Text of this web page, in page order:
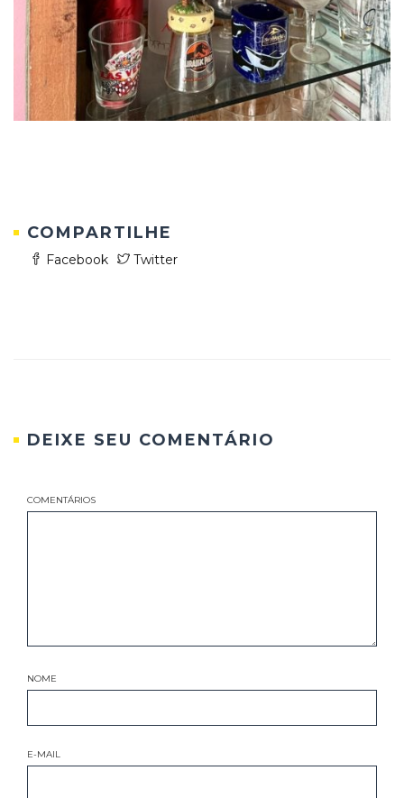
COMPARTILHE
Facebook Twitter
DEIXE SEU COMENTÁRIO
COMENTÁRIOS
NOME
E-MAIL